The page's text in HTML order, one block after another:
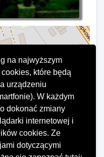
na najwyższym
które będą
urządzeniu
W każdym
dokonać zmiany
internetowej i
cookies. Ze
dotyczącymi
×